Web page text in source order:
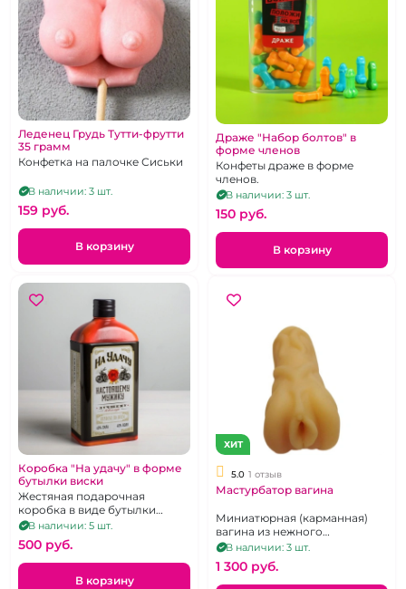
Леденец Грудь Тутти-фрутти
35 грамм
Конфетка на палочке Сиськи
В наличии: 3 шт.
159 pуб.
В корзину
Драже "Набор болтов" в
форме членов
Конфеты драже в форме
членов.
В наличии: 3 шт.
150 pуб.
В корзину
Коробка "На удачу" в форме
бутылки виски
Жестяная подарочная
коробка в виде бутылки
виски
В наличии: 5 шт.
500 pуб.
В корзину
ХИТ
5.0 1 отзыв
Мастурбатор вагина
Миниатюрная (карманная)
вагина из нежного
термопластичного
эластомера.
В наличии: 3 шт.
1 300 pуб.